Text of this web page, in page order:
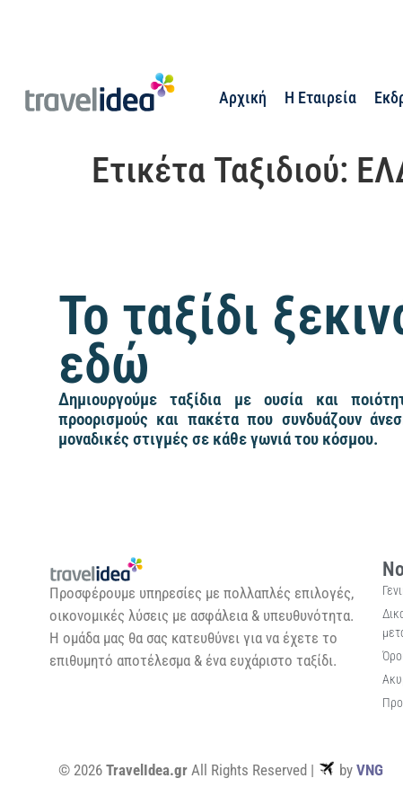
Αρχική Η Εταιρεία
Ετικέτα Ταξιδιού:
Το ταξίδι
εδώ
Δημιουργούμε ταξίδια με ουσία και
προορισμούς και πακέτα που συνδυάζουν
μοναδικές στιγμές σε κάθε γωνιά του κόσμου.
Προσφέρουμε υπηρεσίες με πολλαπλές επιλογές,
οικονομικές λύσεις με ασφάλεια & υπευθυνότητα.
Η ομάδα μας θα σας κατευθύνει για να έχετε το
επιθυμητό αποτέλεσμα & ένα ευχάριστο ταξίδι.
© 2026 TravelIdea.gr All Rights Reserved | by VNG